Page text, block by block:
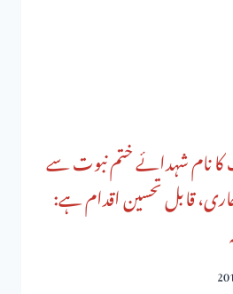
نام شہدائے ختم نبوت سے
قابل تحسین اقدام ہے: